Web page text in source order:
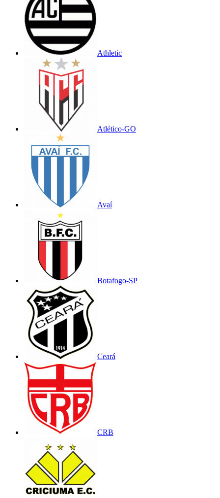
Athletic
Atlético-GO
Avaí
Botafogo-SP
Ceará
CRB